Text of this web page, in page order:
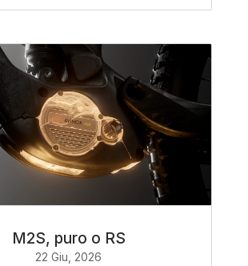
M2S, puro o RS
22 Giu, 2026